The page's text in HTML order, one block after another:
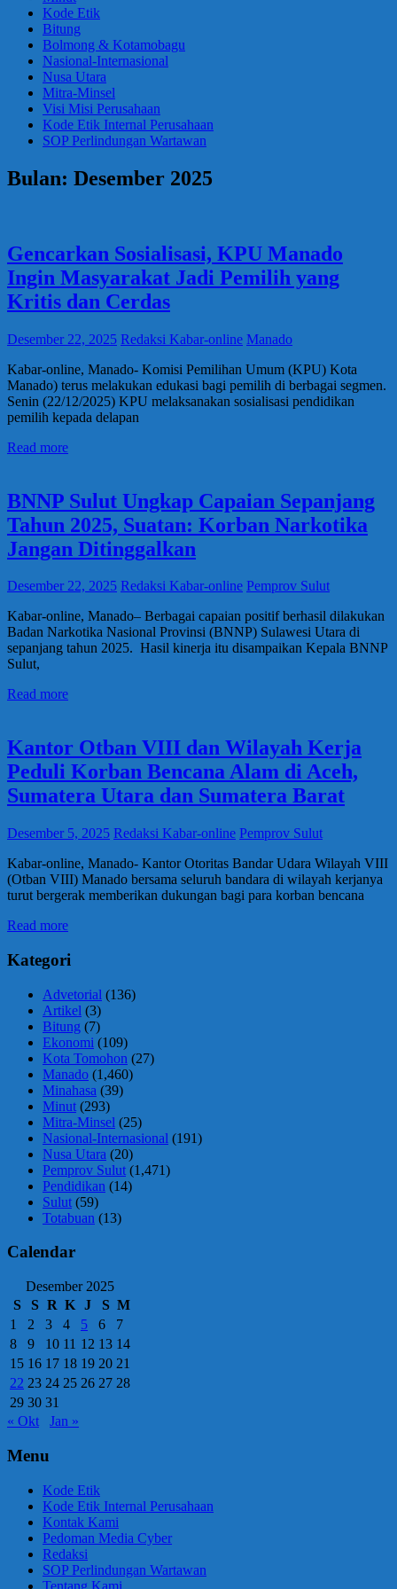
Kode Etik
Bitung
Bolmong & Kotamobagu
Nasional-Internasional
Nusa Utara
Mitra-Minsel
Visi Misi Perusahaan
Kode Etik Internal Perusahaan
SOP Perlindungan Wartawan
Bulan: Desember 2025
Gencarkan Sosialisasi, KPU Manado
Ingin Masyarakat Jadi Pemilih yang
Kritis dan Cerdas
Desember 22, 2025 Redaksi Kabar-online Manado
Kabar-online, Manado- Komisi Pemilihan Umum (KPU) Kota
Manado) terus melakukan edukasi bagi pemilih di berbagai segmen.
Senin (22/12/2025) KPU melaksanakan sosialisasi pendidikan
pemilih kepada delapan
Read more
BNNP Sulut Ungkap Capaian Sepanjang
Tahun 2025, Suatan: Korban Narkotika
Jangan Ditinggalkan
Desember 22, 2025 Redaksi Kabar-online Pemprov Sulut
Kabar-online, Manado– Berbagai capaian positif berhasil dilakukan
Badan Narkotika Nasional Provinsi (BNNP) Sulawesi Utara di
sepanjang tahun 2025. Hasil kinerja itu disampaikan Kepala BNNP
Sulut,
Read more
Kantor Otban VIII dan Wilayah Kerja
Peduli Korban Bencana Alam di Aceh,
Sumatera Utara dan Sumatera Barat
Desember 5, 2025 Redaksi Kabar-online Pemprov Sulut
Kabar-online, Manado- Kantor Otoritas Bandar Udara Wilayah VIII
(Otban VIII) Manado bersama seluruh bandara di wilayah kerjanya
turut bergerak memberikan dukungan bagi para korban bencana
Read more
Kategori
Advetorial (136)
Artikel (3)
Bitung (7)
Ekonomi (109)
Kota Tomohon (27)
Manado (1,460)
Minahasa (39)
Minut (293)
Mitra-Minsel (25)
Nasional-Internasional (191)
Nusa Utara (20)
Pemprov Sulut (1,471)
Pendidikan (14)
Sulut (59)
Totabuan (13)
Calendar
Desember 2025
S
S R K J S M
1
2 3 4 5 6
7
8
9 10 11 12 13 14
15 16 17 18 19 20 21
22 23 24 25 26 27 28
29 30 31
« Okt
Jan »
Menu
Kode Etik
Kode Etik Internal Perusahaan
Kontak Kami
Pedoman Media Cyber
Redaksi
SOP Perlindungan Wartawan
Tentang Kami